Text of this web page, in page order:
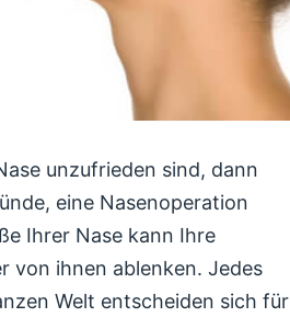
unzufrieden sind, dann
eine Nasenoperation
Ihrer Nase kann Ihre
von ihnen ablenken. Jedes
Welt entscheiden sich für